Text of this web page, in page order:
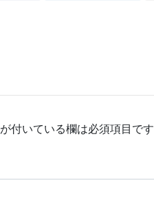
が付いている欄は必須項目です